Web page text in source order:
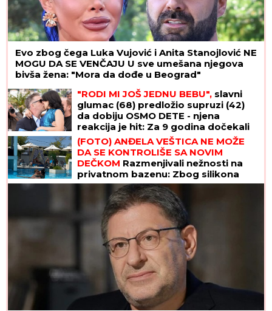
Evo zbog čega Luka Vujović i Anita Stanojlović NE
MOGU DA SE VENČAJU U sve umešana njegova
bivša žena: "Mora da dođe u Beograd"
"RODI MI JOŠ JEDNU BEBU", slavni
glumac (68) predložio supruzi (42)
da dobiju OSMO DETE - njena
reakcija je hit: Za 9 godina dočekali
su 4 SINA I 3 ĆERKE, ali on ne želi da
se zaustavi
(FOTO) ANĐELA VEŠTICA NE MOŽE
DA SE KONTROLIŠE SA NOVIM
DEČKOM Razmenjivali nežnosti na
privatnom bazenu: Zbog silikona
mora na hitnu operaciju, a tetovirani
frajer je ne pušta